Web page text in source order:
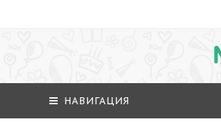
НАВИГАЦИЯ